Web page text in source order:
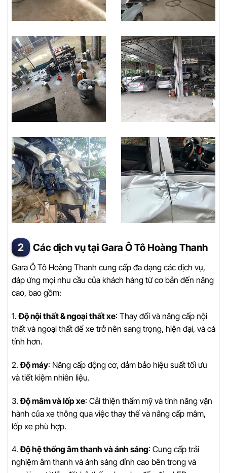
Các dịch vụ tại Gara Ô Tô Hoàng Thanh
Gara Ô Tô Hoàng Thanh cung cấp đa dạng các dịch vụ,
đáp ứng mọi nhu cầu của khách hàng từ cơ bản đến nâng
cao, bao gồm:
1.Độ nội thất & ngoại thất xe: Thay đổi và nâng cấp nội
thất và ngoại thất để xe trở nên sang trọng, hiện đại, và cá
tính hơn.
2.Độ máy: Nâng cấp động cơ, đảm bảo hiệu suất tối ưu
và tiết kiệm nhiên liệu.
3.Độ mâm và lốp xe: Cải thiện thẩm mỹ và tính năng vận
hành của xe thông qua việc thay thế và nâng cấp mâm,
lốp xe phù hợp.
4.Độ hệ thống âm thanh và ánh sáng: Cung cấp trải
nghiệm âm thanh và ánh sáng đỉnh cao bên trong và